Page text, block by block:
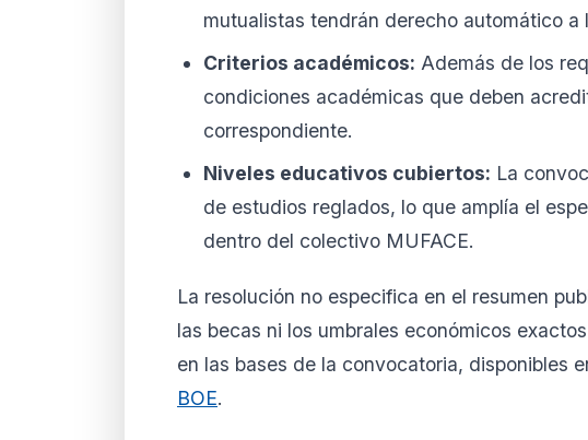
mutualistas tendrán derecho automático a
Criterios académicos: Además de los
condiciones académicas que deben
correspondiente.
Niveles educativos cubiertos: La
de estudios reglados, lo que amplía el
dentro del colectivo MUFACE.
La resolución no especifica en el resumen
las becas ni los umbrales económicos
en las bases de la convocatoria, disponibles
BOE.